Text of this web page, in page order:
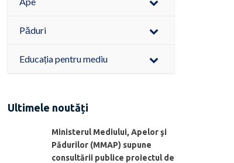
Păduri
Educația pentru mediu
Ultimele noutăți
Ministerul Mediului, Apelor şi
Pădurilor (MMAP) supune
consultării publice proiectul de